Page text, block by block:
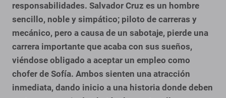
responsabilidades. Salvador Cruz es un hombre
sencillo, noble y simpático; piloto de carreras y
mecánico, pero a causa de un sabotaje, pierde una
carrera importante que acaba con sus sueños,
viéndose obligado a aceptar un empleo como
chofer de Sofía. Ambos sienten una atracción
inmediata, dando inicio a una historia donde deben